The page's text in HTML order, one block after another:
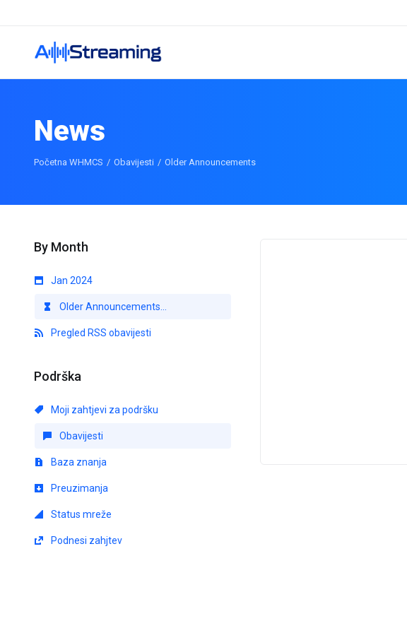
News
Početna WHMCS Obavijesti Older Announcements
By Month
Jan 2024
Older Announcements...
Pregled RSS obavijesti
Podrška
Moji zahtjevi za podršku
Obavijesti
Baza znanja
Preuzimanja
Status mreže
Podnesi zahjtev